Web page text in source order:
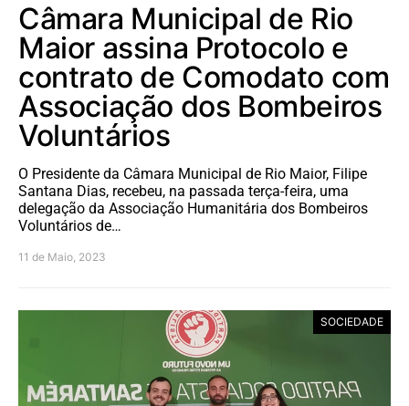
Câmara Municipal de Rio
Maior assina Protocolo e
contrato de Comodato com
Associação dos Bombeiros
Voluntários
O Presidente da Câmara Municipal de Rio Maior, Filipe
Santana Dias, recebeu, na passada terça-feira, uma
delegação da Associação Humanitária dos Bombeiros
Voluntários de…
11 de Maio, 2023
SOCIEDADE